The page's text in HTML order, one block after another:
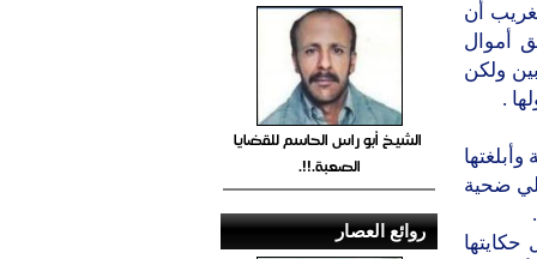
أن
أموال
ولكن
.
ضحية
الشيخ أبو راس الحاسم للقضايا
الصعبة.!!.
روائع العصار